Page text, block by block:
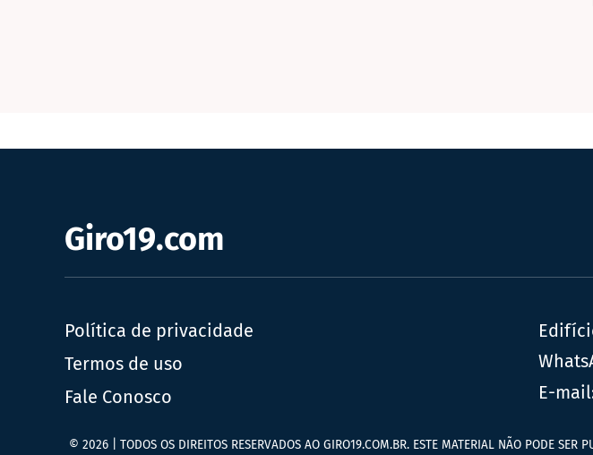
Giro19.com
Política de privacidade
Termos de uso
Fale Conosco
E-
© 2026 | TODOS OS DIREITOS RESERVADOS AO GIRO19.COM.BR. ESTE MATERIAL NÃO PODE SER